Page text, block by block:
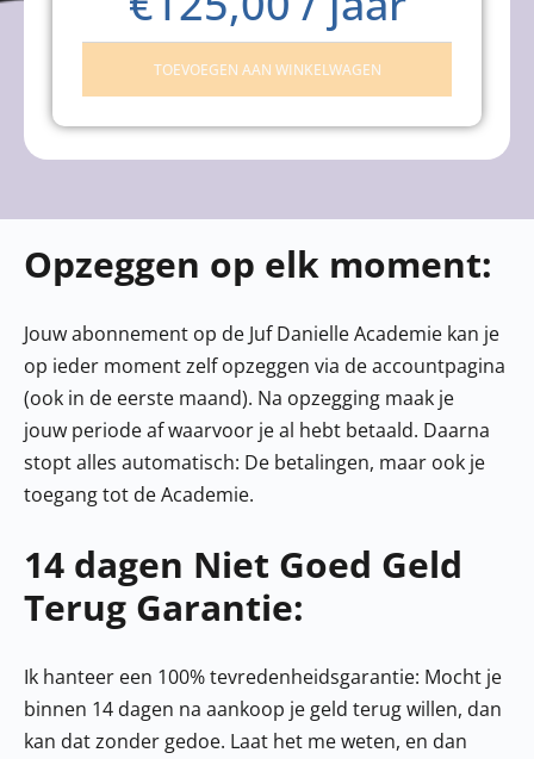
TOEVOEGEN AAN WINKELWAGEN
Opzeggen op elk moment:
Jouw abonnement op de Juf Danielle Academie kan je
op ieder moment zelf opzeggen via de accountpagina
(ook in de eerste maand). Na opzegging maak je
jouw periode af waarvoor je al hebt betaald. Daarna
stopt alles automatisch: De betalingen, maar ook je
toegang tot de Academie.
14 dagen Niet Goed Geld
Terug Garantie:
Ik hanteer een 100% tevredenheidsgarantie: Mocht je
binnen 14 dagen na aankoop je geld terug willen, dan
kan dat zonder gedoe. Laat het me weten, en dan